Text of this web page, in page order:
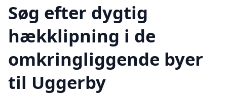
Søg efter dygtig
hækklipning i de
omkringliggende byer
til Uggerby